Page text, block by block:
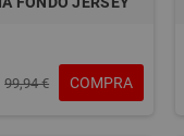
99,94 € COMPRA